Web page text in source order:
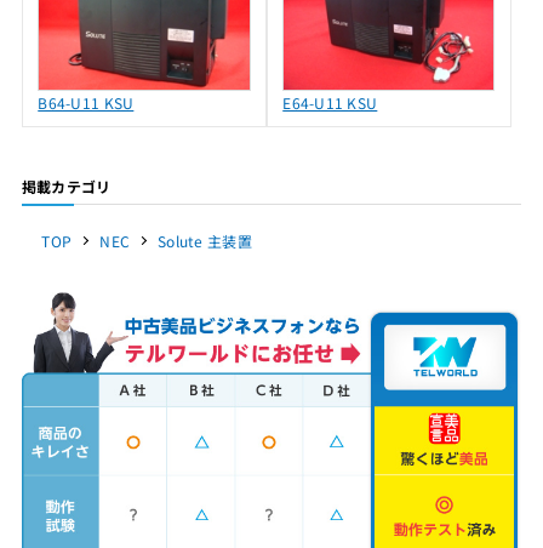
B64-U11 KSU E64-U11 KSU
掲載カテゴリ
TOP NEC Solute 主装置